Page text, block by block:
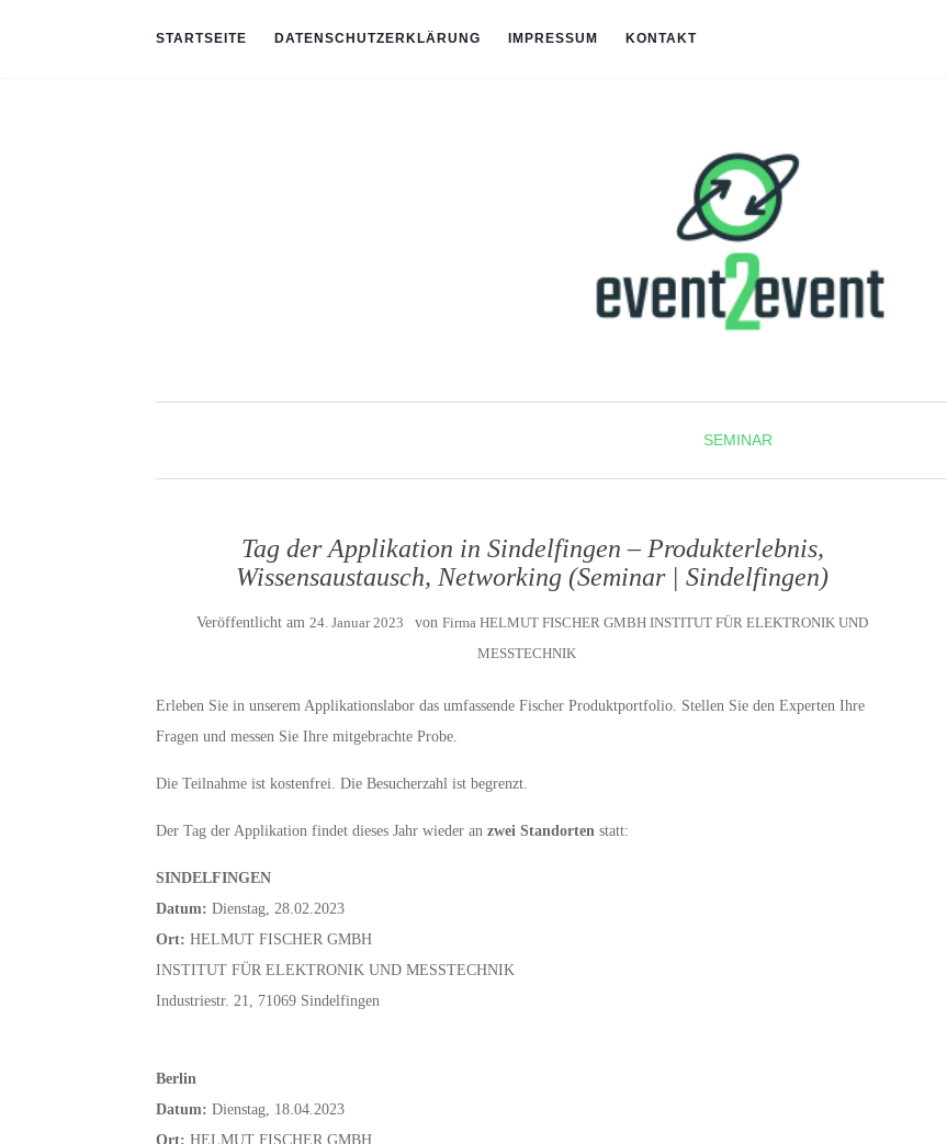
STARTSEITE DATENSCHUTZERKLÄRUNG IMPRESSUM KONTAKT
SEMINAR
Tag der Applikation in Sindelfingen – Produkterlebnis,
Wissensaustausch, Networking (Seminar | Sindelfingen)
Veröffentlicht am24. Januar 2023 vonFirma HELMUT FISCHER GMBH INSTITUT FÜR ELEKTRONIK UND
MESSTECHNIK
Erleben Sie in unserem Applikationslabor das umfassende Fischer Produktportfolio. Stellen Sie den Experten Ihre
Fragen und messen Sie Ihre mitgebrachte Probe.
Die Teilnahme ist kostenfrei. Die Besucherzahl ist begrenzt.
Der Tag der Applikation findet dieses Jahr wieder an zwei Standorten statt:
SINDELFINGEN
Datum: Dienstag, 28.02.2023
Ort: HELMUT FISCHER GMBH
INSTITUT FÜR ELEKTRONIK UND MESSTECHNIK
Industriestr. 21, 71069 Sindelfingen
Berlin
Datum: Dienstag, 18.04.2023
Ort: HELMUT FISCHER GMBH